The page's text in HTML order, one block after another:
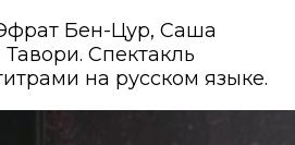
Бен-Цур, Саша
Спектакль
на русском языке.